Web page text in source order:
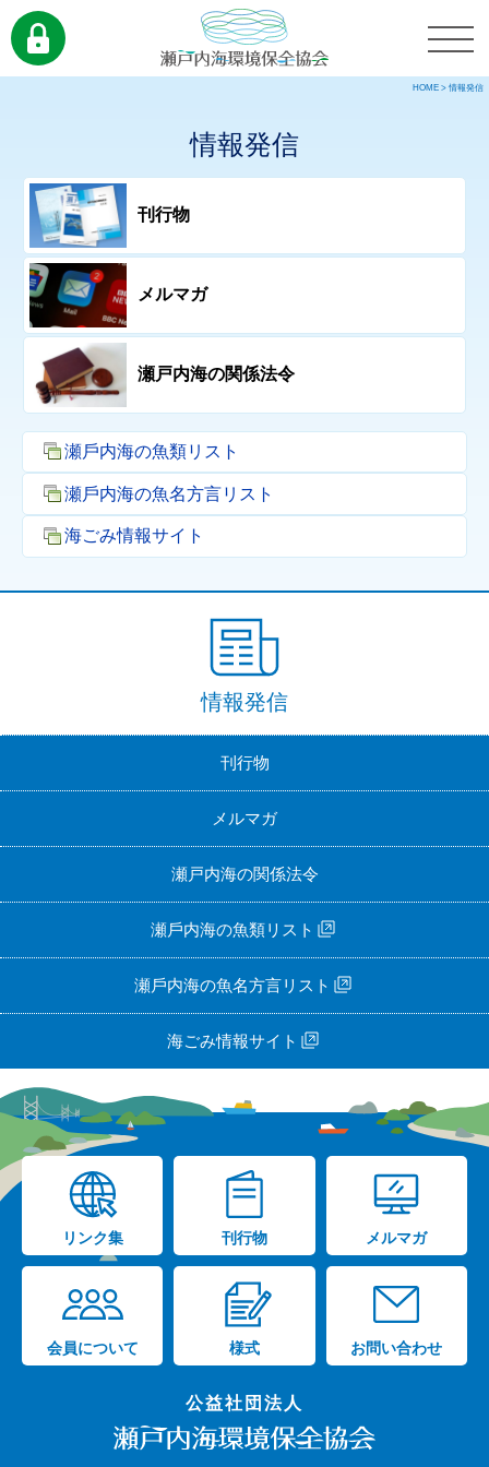
HOME > 情報発信
情報発信
刊行物
メルマガ
瀬戸内海の関係法令
瀬⼾内海の⿂類リスト
瀬⼾内海の⿂名⽅⾔リスト
海ごみ情報サイト
情報発信
刊行物
メルマガ
瀬戸内海の関係法令
瀬⼾内海の⿂類リスト
瀬⼾内海の⿂名⽅⾔リスト
海ごみ情報サイト
リンク集 刊行物 メルマガ
会員について 様式 お問い合わせ
公益社団法人